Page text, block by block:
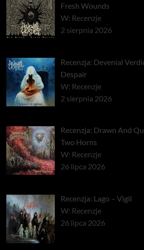
Fresh Wounds
W: Recenzje
2 sierpnia 2026
Recenzja: Devenial
Despair
W: Recenzje
2 sierpnia 2026
Recenzja: Drawn And
Two Horns
W: Recenzje
26 lipca 2026
Recenzja: Lago – Vigil
W: Recenzje
26 lipca 2026